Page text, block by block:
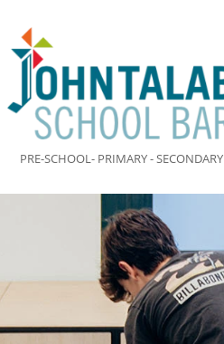
PRE-SCHOOL- PRIMARY - SECONDARY